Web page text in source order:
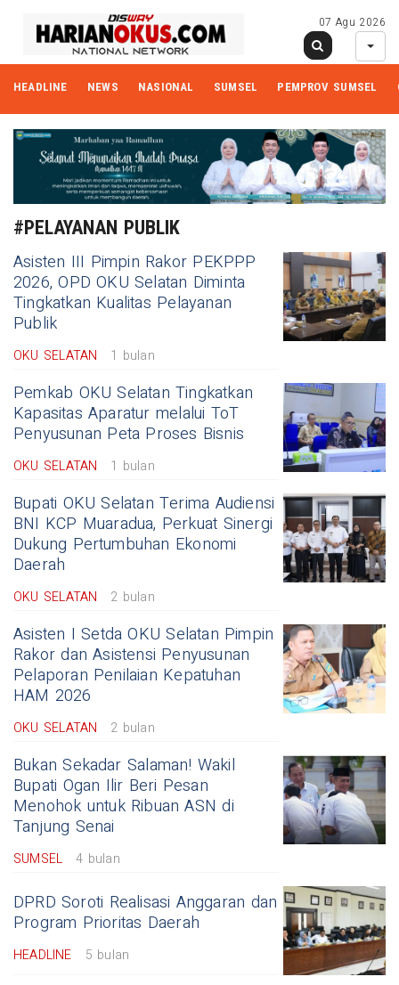
07 Agu 2026
HEADLINE NEWS NASIONAL SUMSEL PEMPROV SUMSEL
#PELAYANAN PUBLIK
Asisten III Pimpin Rakor PEKPPP
2026, OPD OKU Selatan Diminta
Tingkatkan Kualitas Pelayanan
Publik
OKU SELATAN 1 bulan
Pemkab OKU Selatan Tingkatkan
Kapasitas Aparatur melalui ToT
Penyusunan Peta Proses Bisnis
OKU SELATAN 1 bulan
Bupati OKU Selatan Terima Audiensi
BNI KCP Muaradua, Perkuat Sinergi
Dukung Pertumbuhan Ekonomi
Daerah
OKU SELATAN 2 bulan
Asisten I Setda OKU Selatan Pimpin
Rakor dan Asistensi Penyusunan
Pelaporan Penilaian Kepatuhan
HAM 2026
OKU SELATAN 2 bulan
Bukan Sekadar Salaman! Wakil
Bupati Ogan Ilir Beri Pesan
Menohok untuk Ribuan ASN di
Tanjung Senai
SUMSEL 4 bulan
DPRD Soroti Realisasi Anggaran dan
Program Prioritas Daerah
HEADLINE 5 bulan